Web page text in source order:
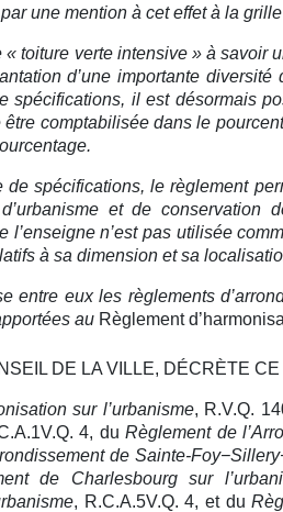
une mention à cet effet à la
toiture verte intensive » à savoir
d’une importante
spécifications, il est désormais
comptabilisée dans le
spécifications, le règlement
et de conservation
l’enseigne n’est pas utilisée
à sa dimension et sa
entre eux les règlements
au Règlement
DE LA VILLE, DÉCRÈTE CE
sur l’urbanisme, R.V.Q.
4, duRèglement de
de Sainte-
de Charlesbourg sur
, R.C.A.5V.Q. 4, et du